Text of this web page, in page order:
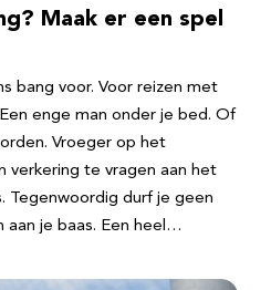
Maak er een spel
bang voor. Voor reizen met
enge man onder je bed. Of
Vroeger op het
verkering te vragen aan het
Tegenwoordig durf je geen
aan je baas. Een heel…